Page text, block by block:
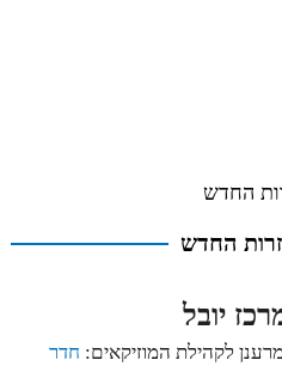
החדש
החדש
יובל
לקהילת המוזיקאים: חדר